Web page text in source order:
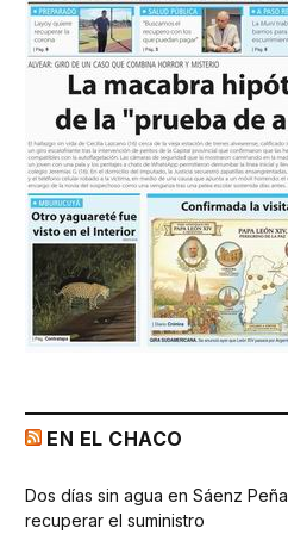
EN EL CHACO
Dos días sin agua en Sáenz
recuperar el suministro